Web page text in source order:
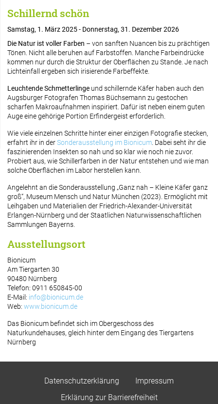
Schillernd schön
Samstag, 1. März 2025 - Donnerstag, 31. Dezember 2026
Die Natur ist voller Farben – von sanften Nuancen bis zu prächtigen
Tönen. Nicht alle beruhen auf Farbstoffen. Manche Farbeindrücke
kommen nur durch die Struktur der Oberflächen zu Stande. Je nach
Lichteinfall ergeben sich irisierende Farbeffekte.
Leuchtende Schmetterlinge und schillernde Käfer haben auch den
Augsburger Fotografen Thomas Büchsemann zu gestochen
scharfen Makroaufnahmen inspiriert. Dafür ist neben einem guten
Auge eine gehörige Portion Erfindergeist erforderlich.
Wie viele einzelnen Schritte hinter einer einzigen Fotografie stecken,
erfahrt ihr in derSonderausstellung im Bionicum . Dabei seht ihr die
faszinierenden Insekten so nah und so klar wie noch nie zuvor.
Probiert aus, wie Schillerfarben in der Natur entstehen und wie man
solche Oberflächen im Labor herstellen kann.
Angelehnt an die Sonderausstellung „Ganz nah – Kleine Käfer ganz
groß“, Museum Mensch und Natur München (2023). Ermöglicht mit
Leihgaben und Materialien der Friedrich-Alexander-Universität
Erlangen-Nürnberg und der Staatlichen Naturwissenschaftlichen
Sammlungen Bayerns.
Ausstellungsort
Bionicum
Am Tiergarten 30
90480 Nürnberg
Telefon: 0911 650845-00
E-Mail: info@bionicum.de
Web: www.bionicum.de
Das Bionicum befindet sich im Obergeschoss des
Naturkundehauses, gleich hinter dem Eingang des Tiergartens
Nürnberg
Datenschutzerklärung
Impressum
Erklärung zur Barrierefreiheit